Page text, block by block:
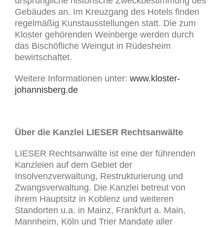
Gebäudes an. Im Kreuzgang des Hotels finden
regelmäßig Kunstausstellungen statt. Die zum
Kloster gehörenden Weinberge werden durch
das Bischöfliche Weingut in Rüdesheim
bewirtschaftet.
Weitere Informationen unter: www.kloster-
johannisberg.de
Über die Kanzlei LIESER Rechtsanwälte
LIESER Rechtsanwälte ist eine der führenden
Kanzleien auf dem Gebiet der
Insolvenzverwaltung, Restrukturierung und
Zwangsverwaltung. Die Kanzlei betreut von
ihrem Hauptsitz in Koblenz und weiteren
Standorten u.a. in Mainz, Frankfurt a. Main,
Mannheim, Köln und Trier Mandate aller